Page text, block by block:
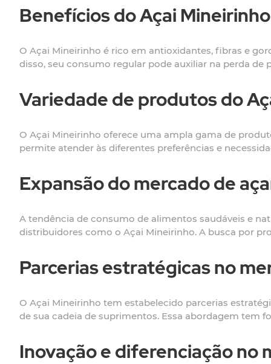
Benefícios do Açai Mineirinho
O Açai Mineirinho é rico em antioxidantes, fibras e
disso, seu consumo regular pode auxiliar na perda de
Variedade de produtos do
O Açai Mineirinho oferece uma ampla gama de
permite atender às diferentes preferências e
Expansão do mercado de
A tendência de consumo de alimentos saudáveis e
distribuidores como o Açai Mineirinho. A busca por
Parcerias estratégicas no
O Açai Mineirinho tem estabelecido parcerias
de sua cadeia de suprimentos. Essa abordagem tem
Inovação e diferenciação no